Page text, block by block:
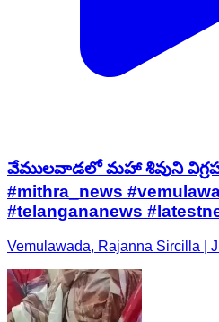
వేములవాడలో మహా శివుని
#mithra_news
#telangananews
Vemulawada, Rajanna Sircilla |